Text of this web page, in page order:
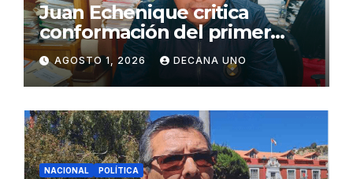
Juan Echenique critica
conformación del primer
gabinete ministerial de Keiko
Fujimori
AGOSTO 1, 2026 DECANA UNO
NACIONAL POLÍTICA